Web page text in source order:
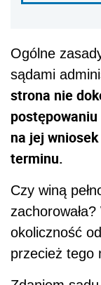
Ogólne
sądami
strona nie
na jej
terminu.
Czy winą
okoliczność
przecież tego